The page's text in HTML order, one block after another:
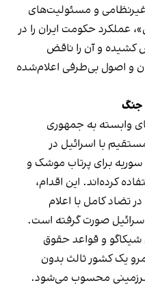
و مسئولیت‌های
عملکرد حکومت ایران را در
کشیده و آن را ناقض
و اصول بی‌طرفی اعلام‌شده
جنگ
وابسته به جمهوری
مستقیم با اسرائیل در
برای پرتاب موشک و
کرده‌اند. این اقدام،
تضاد کامل با اعلام
صورت گرفته است.
شیکاگو و قواعد حقوق
یک کشور ثالث بدون
محسوب می‌شود.